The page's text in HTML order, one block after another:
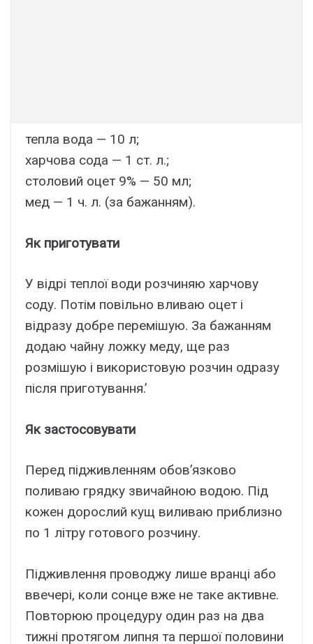
тепла вода — 10 л;
харчова сода — 1 ст. л.;
столовий оцет 9% — 50 мл;
мед — 1 ч. л. (за бажанням).
Як приготувати
У відрі теплої води розчиняю харчову
соду. Потім повільно вливаю оцет і
відразу добре перемішую. За бажанням
додаю чайну ложку меду, ще раз
розмішую і використовую розчин одразу
після приготування.ʼ
Як застосовувати
Перед підживленням обов’язково
поливаю грядку звичайною водою. Під
кожен дорослий кущ виливаю приблизно
по 1 літру готового розчину.
Підживлення проводжу лише вранці або
ввечері, коли сонце вже не таке активне.
Повторюю процедуру один раз на два
тижні протягом липня та першої половини